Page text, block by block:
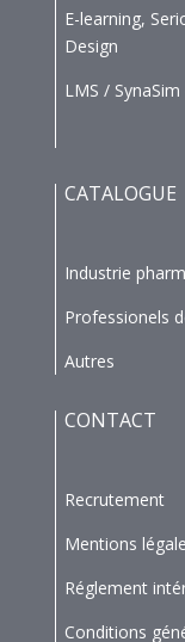
E-learning,
Design
LMS /
CATALOGUE
Industrie
Professionels
Autres
CONTACT
Recrutement
Mentions
Réglement
Conditions